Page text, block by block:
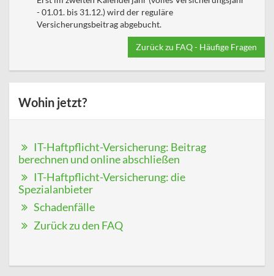
- 01.01. bis 31.12.) wird der reguläre
Versicherungsbeitrag abgebucht.
Zurück zu FAQ - Häufige Fragen
Wohin jetzt?
IT-Haftpflicht-Versicherung: Beitrag
berechnen und online abschließen
IT-Haftpflicht-Versicherung: die
Spezialanbieter
Schadenfälle
Zurück zu den FAQ